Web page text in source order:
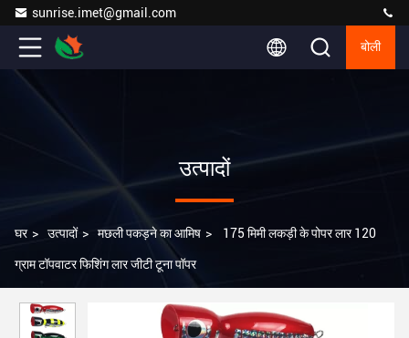
sunrise.imet@gmail.com
बोली
उत्पादों
घर > उत्पादों > मछली पकड़ने का आमिष > 175 मिमी लकड़ी के पोपर लार 120
ग्राम टॉपवाटर फिशिंग लार जीटी टूना पॉपर